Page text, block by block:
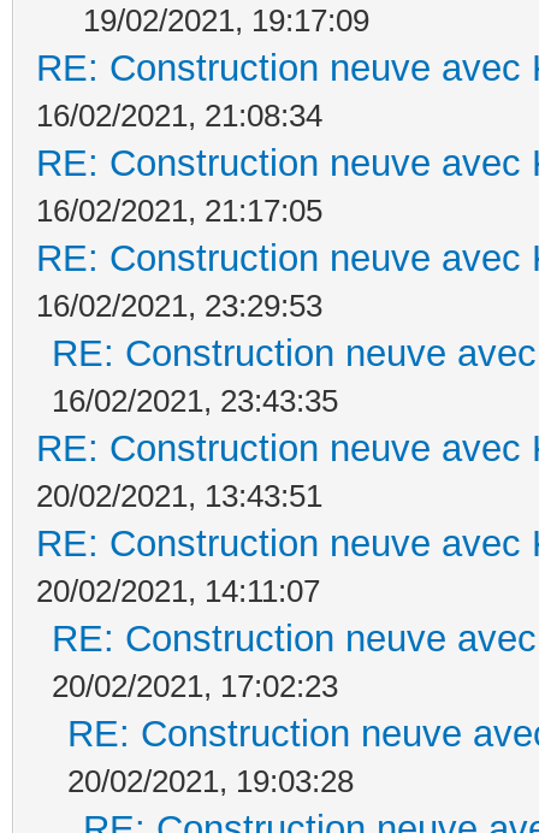
19/02/2021, 19:17:09
RE: Construction neuve avec
16/02/2021, 21:08:34
RE: Construction neuve avec
16/02/2021, 21:17:05
RE: Construction neuve avec
16/02/2021, 23:29:53
RE: Construction neuve
16/02/2021, 23:43:35
RE: Construction neuve avec
20/02/2021, 13:43:51
RE: Construction neuve avec
20/02/2021, 14:11:07
RE: Construction neuve
20/02/2021, 17:02:23
RE: Construction neuve
20/02/2021, 19:03:28